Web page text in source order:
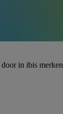
door in ibis merken